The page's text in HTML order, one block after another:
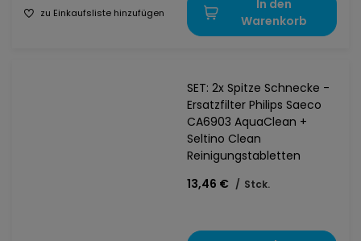
zu Einkaufsliste hinzufügen
In den
Warenkorb
SET: 2x Spitze Schnecke -
Ersatzfilter Philips Saeco
CA6903 AquaClean +
Seltino Clean
Reinigungstabletten
13,46 € / Stck.